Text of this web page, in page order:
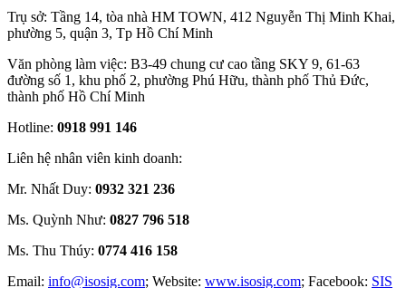
Trụ sở: Tầng 14, tòa nhà HM TOWN, 412 Nguyễn Thị Minh Khai,
phường 5, quận 3, Tp Hồ Chí Minh
Văn phòng làm việc: B3-49 chung cư cao tầng SKY 9, 61-63
đường số 1, khu phố 2, phường Phú Hữu, thành phố Thủ Đức,
thành phố Hồ Chí Minh
Hotline: 0918 991 146
Liên hệ nhân viên kinh doanh:
Mr. Nhất Duy: 0932 321 236
Ms. Quỳnh Như: 0827 796 518
Ms. Thu Thúy: 0774 416 158
Email: info@isosig.com; Website: www.isosig.com; Facebook: SIS